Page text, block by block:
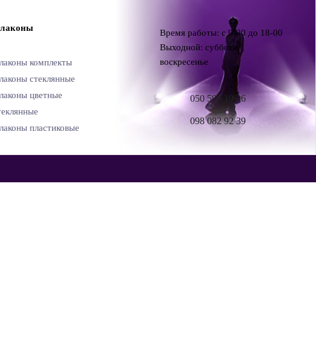
комплекты
стеклянные
цветные
пластиковые
Время работы: с 9-00 до 18-00
Выходной: суббота,
воскресенье
050 598 19 06
098 082 92 39